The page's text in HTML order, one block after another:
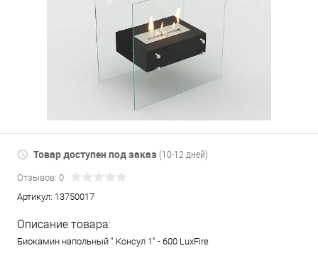
Товар доступен под заказ (10-12 дней)
Отзывов: 0
Артикул: 13750017
Описание товара:
Биокамин напольный " Консул 1" - 600 LuxFire